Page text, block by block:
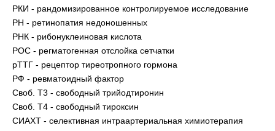
РКИ - рандомизированное контролируемое исследование
PH - ретинопатия недоношенных
РНК - рибонуклеиновая кислота
РОС - регматогенная отслойка сетчатки
рТТГ - рецептор тиреотропного гормона
РФ - ревматоидный фактор
Своб. Т3 - свободный трийодтиронин
Своб. Т4 - свободный тироксин
СИАХТ - селективная интраартериальная химиотерапия